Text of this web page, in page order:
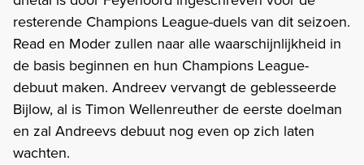
resterende Champions League-duels van dit seizoen.
Read en Moder zullen naar alle waarschijnlijkheid in
de basis beginnen en hun Champions League-
debuut maken. Andreev vervangt de geblesseerde
Bijlow, al is Timon Wellenreuther de eerste doelman
en zal Andreevs debuut nog even op zich laten
wachten.